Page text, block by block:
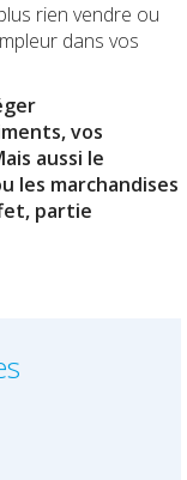
rien vendre ou
dans vos
vos
aussi le
les marchandises
partie